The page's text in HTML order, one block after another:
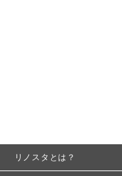
リノスタとは？